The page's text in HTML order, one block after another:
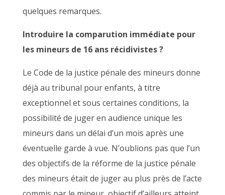
quelques remarques.
Introduire la comparution immédiate pour
les mineurs de 16 ans récidivistes ?
Le Code de la justice pénale des mineurs donne
déjà au tribunal pour enfants, à titre
exceptionnel et sous certaines conditions, la
possibilité de juger en audience unique les
mineurs dans un délai d’un mois après une
éventuelle garde à vue. N’oublions pas que l’un
des objectifs de la réforme de la justice pénale
des mineurs était de juger au plus près de l’acte